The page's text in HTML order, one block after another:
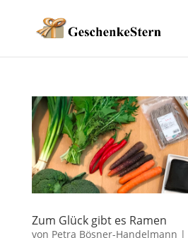
Zum Glück gibt es Ramen
von Petra Bösner-Handelmann |